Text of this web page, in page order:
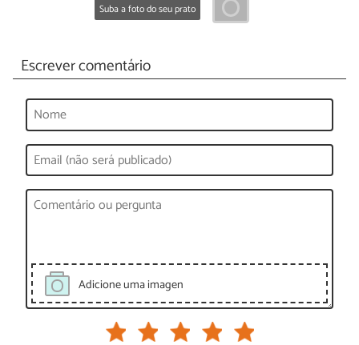
Suba a foto do seu prato
Escrever comentário
Adicione uma imagen